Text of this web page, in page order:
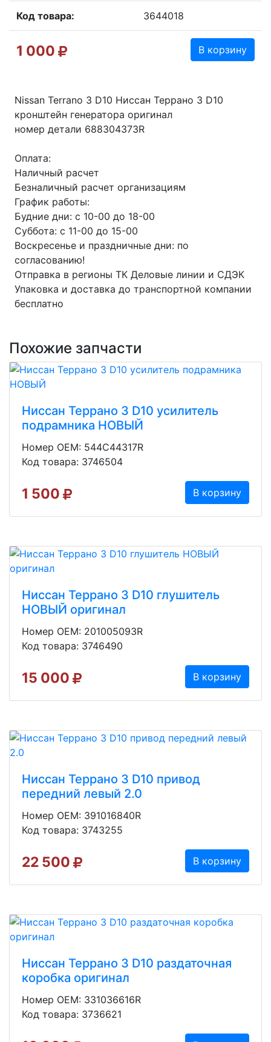
Код товара: 3644018
1 000 В корзину
Nissan Terrano 3 D10 Ниссан Террано 3 D10
кронштейн генератора оригинал
номер детали 688304373R
Оплата:
Наличный расчет
Безналичный расчет организациям
График работы:
Будние дни: с 10-00 до 18-00
Суббота: с 11-00 до 15-00
Воскресенье и праздничные дни: по
согласованию!
Отправка в регионы ТК Деловые линии и СДЭК
Упаковка и доставка до транспортной компании
бесплатно
Похожие запчасти
Ниссан Террано 3 D10 усилитель
подрамника НОВЫЙ
Номер OEM: 544C44317R
Код товара: 3746504
1 500 В корзину
Ниссан Террано 3 D10 глушитель
НОВЫЙ оригинал
Номер OEM: 201005093R
Код товара: 3746490
15 000 В корзину
Ниссан Террано 3 D10 привод
передний левый 2.0
Номер OEM: 391016840R
Код товара: 3743255
22 500 В корзину
Ниссан Террано 3 D10 раздаточная
коробка оригинал
Номер OEM: 331036616R
Код товара: 3736621